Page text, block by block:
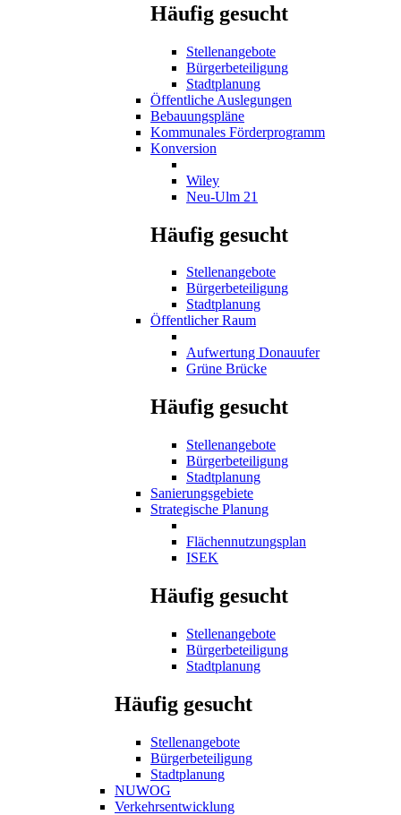
Häufig gesucht
Stellenangebote
Bürgerbeteiligung
Stadtplanung
Öffentliche Auslegungen
Bebauungspläne
Kommunales Förderprogramm
Konversion
Wiley
Neu-Ulm 21
Häufig gesucht
Stellenangebote
Bürgerbeteiligung
Stadtplanung
Öffentlicher Raum
Aufwertung Donauufer
Grüne Brücke
Häufig gesucht
Stellenangebote
Bürgerbeteiligung
Stadtplanung
Sanierungsgebiete
Strategische Planung
Flächennutzungsplan
ISEK
Häufig gesucht
Stellenangebote
Bürgerbeteiligung
Stadtplanung
Häufig gesucht
Stellenangebote
Bürgerbeteiligung
Stadtplanung
NUWOG
Verkehrsentwicklung